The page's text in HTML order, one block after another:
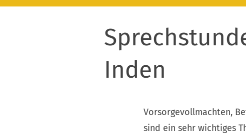
Inden
Vorsorgevollmachten,
sind ein sehr wichtiges